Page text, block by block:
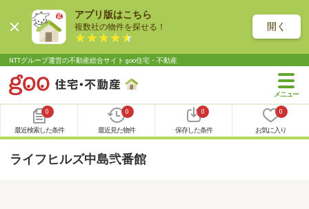
アプリ版はこちら
複数社の物件を探せる！ 開く
NTTグループ運営の不動産総合サイト goo住宅・不動産
0
最近検索した条件
0
最近見た物件
0
保存した条件
0
お気に入り
ライフヒルズ中島弐番館